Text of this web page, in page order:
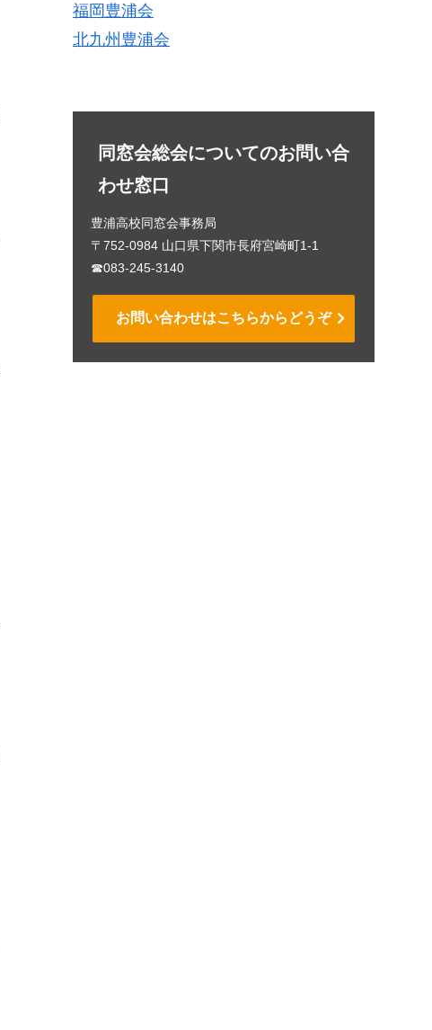
福岡豊浦会
北九州豊浦会
同窓会総会についてのお問い合
わせ窓口
豊浦高校同窓会事務局
〒752-0984 山口県下関市長府宮崎町1-1
☎083-245-3140
お問い合わせはこちらからどうぞ